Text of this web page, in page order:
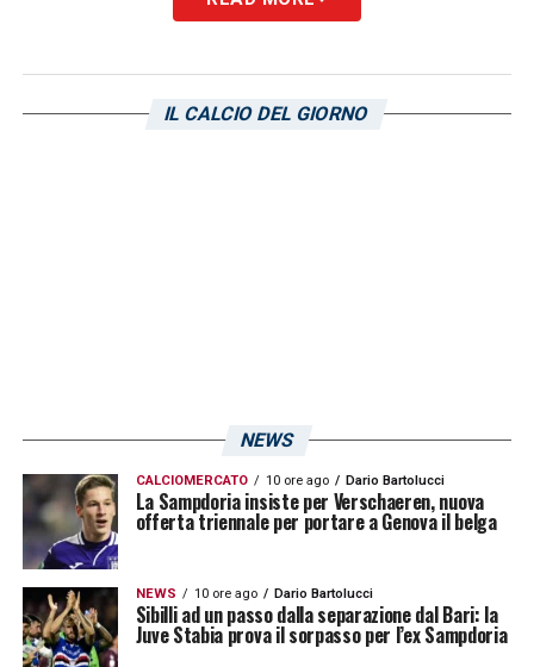
maggiore imprevedibilità alla manovra.
L’obiettivo è evitare ricadute e garantirgli un
LA PLAYLIST DELLE NOSTRE TOP NEWS
IL CALCIO DEL GIORNO
NEWS
CALCIOMERCATO 10 ore ago Dario Bartolucci
La Sampdoria insiste per Verschaeren, nuova
offerta triennale per portare a Genova il belga
NEWS 10 ore ago Dario Bartolucci
Sibilli ad un passo dalla separazione dal Bari: la
Juve Stabia prova il sorpasso per l’ex Sampdoria